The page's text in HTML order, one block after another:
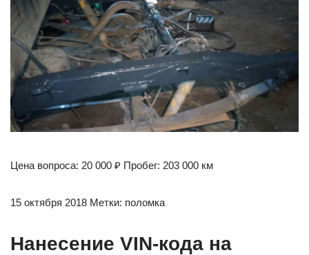
Цена вопроса: 20 000 ₽ Пробег: 203 000 км
15 октября 2018 Метки: поломка
Нанесение VIN-кода на